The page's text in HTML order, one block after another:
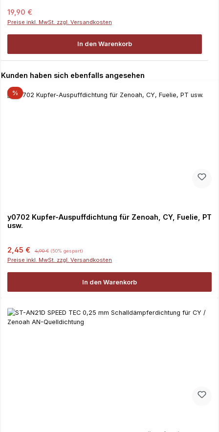
Regulärer Preis:
19,90 €
Preise inkl. MwSt. zzgl. Versandkosten
In den Warenkorb
Produktgalerie überspringen
Kunden haben sich ebenfalls angesehen
%
y0702 Kupfer-Auspuffdichtung für Zenoah, CY, Fuelie, PT
usw.
Verkaufspreis:
2,45 € 4,90 € (50% gespart)
Preise inkl. MwSt. zzgl. Versandkosten
In den Warenkorb